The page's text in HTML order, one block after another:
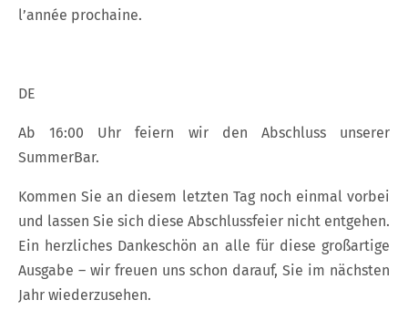
l’année prochaine.
DE
Ab 16:00 Uhr feiern wir den Abschluss unserer
SummerBar.
Kommen Sie an diesem letzten Tag noch einmal vorbei
und lassen Sie sich diese Abschlussfeier nicht entgehen.
Ein herzliches Dankeschön an alle für diese großartige
Ausgabe – wir freuen uns schon darauf, Sie im nächsten
Jahr wiederzusehen.